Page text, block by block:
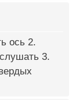
ось 2.
3.